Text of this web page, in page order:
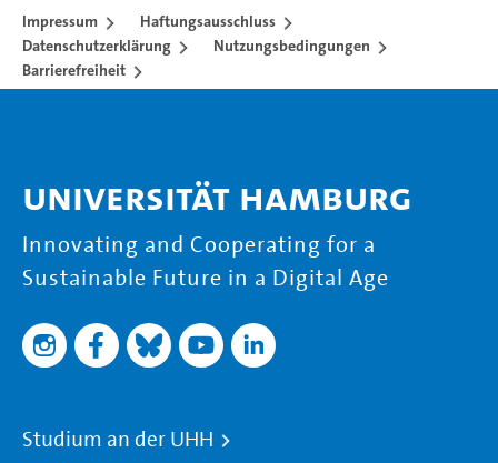
Impressum
Haftungsausschluss
Datenschutzerklärung
Nutzungsbedingungen
Barrierefreiheit
Universität Hamburg
Innovating and Cooperating for a
Sustainable Future in a Digital Age
Studium an der UHH